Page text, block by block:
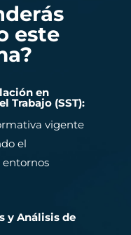
este
en
Trabajo (SST):
vigente
el
y Análisis de